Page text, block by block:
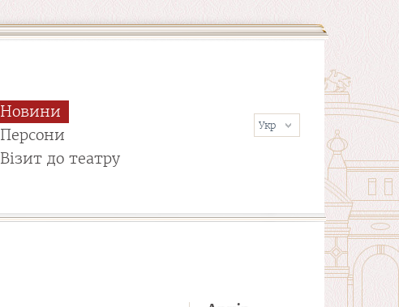
Новини
Персони
Візит до театру